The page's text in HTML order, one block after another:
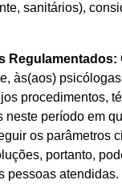
sanitários),
Regulamentados:
às(aos)
procedimentos,
neste período em
os parâmetros
portanto,
pessoas atendidas.